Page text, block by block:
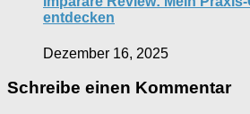
entdecken
Dezember 16, 2025
Schreibe einen Kommentar